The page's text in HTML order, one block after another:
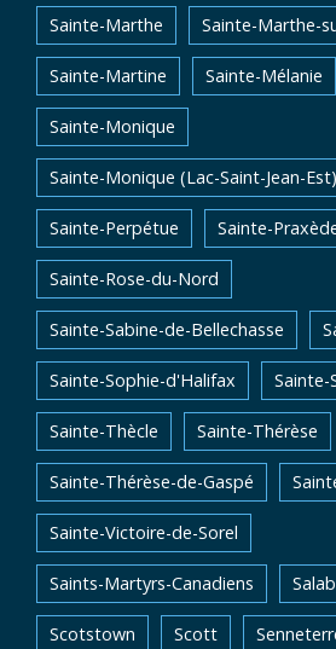
Sainte-Marthe Sainte-Marthe-
Sainte-Martine Sainte-Mélanie
Sainte-Monique
Sainte-Monique (Lac-Saint-Jean-Est)
Sainte-Perpétue Sainte-
Sainte-Rose-du-Nord
Sainte-Sabine-de-Bellechasse
Sainte-Sophie-d'Halifax Sainte-
Sainte-Thècle Sainte-Thérèse
Sainte-Thérèse-de-Gaspé
Sainte-Victoire-de-Sorel
Saints-Martyrs-Canadiens
Scotstown Scott